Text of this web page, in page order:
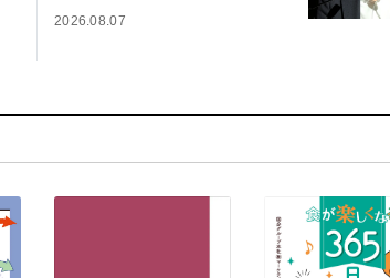
2026.08.07